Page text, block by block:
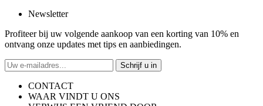
Newsletter
Profiteer bij uw volgende aankoop van een korting van 10% en
ontvang onze updates met tips en aanbiedingen.
Schrijf u in
CONTACT
WAAR VINDT U ONS